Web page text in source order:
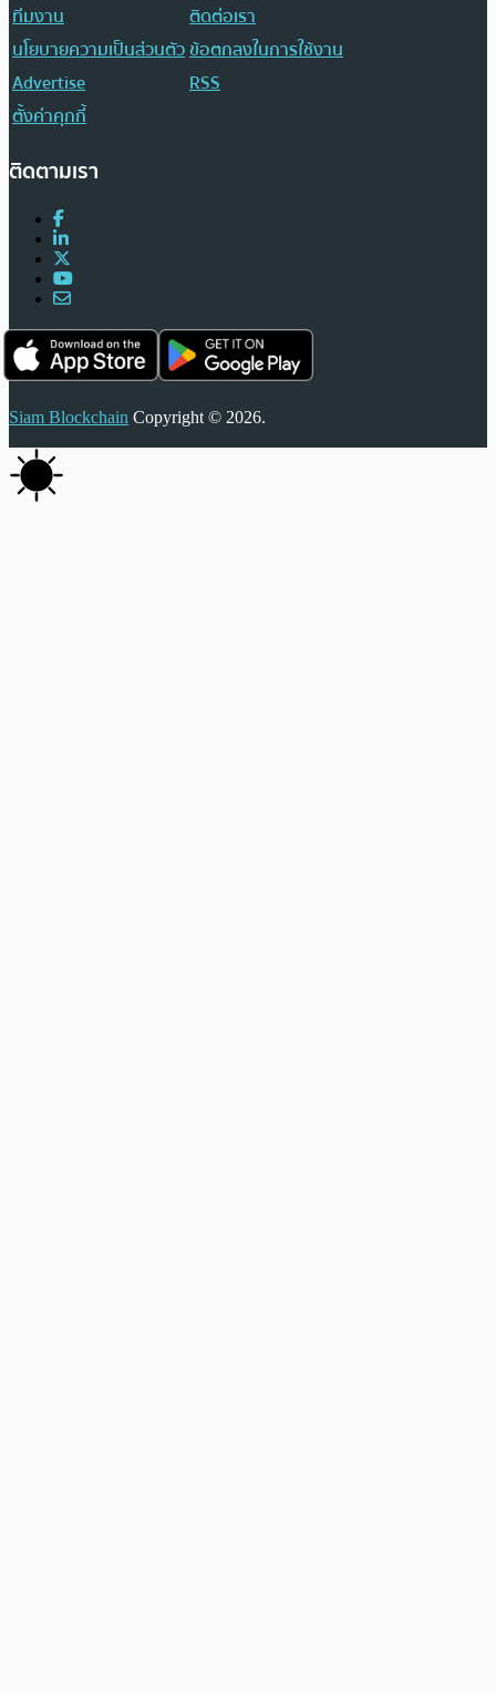
ทีมงาน
ติดต่อเรา
นโยบายความเป็นส่วนตัวข้อตกลงในการใช้งาน
Advertise
RSS
ตั้งค่าคุกกี้
ติดตามเรา
Siam Blockchain Copyright © 2026.